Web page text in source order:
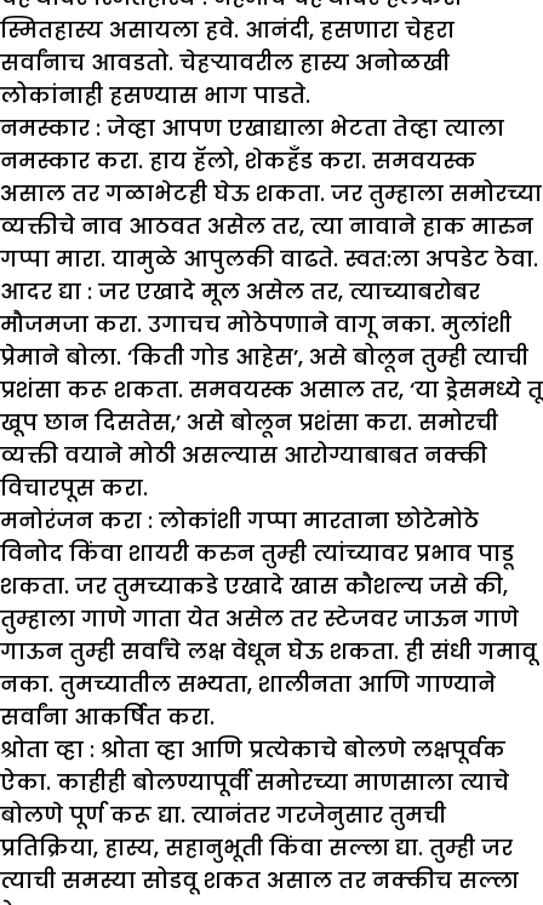
स्मितहास्य असायला हवे. आनंदी, हसणारा चेहरा
सर्वांनाच आवडतो. चेहऱ्यावरील हास्य अनोळखी
लोकांनाही हसण्यास भाग पाडते.
नमस्कार : जेव्हा आपण एखाद्याला भेटता तेव्हा त्याला
नमस्कार करा. हाय हॅलो, शेकहँड करा. समवयस्क
असाल तर गळाभेटही घेऊ शकता. जर तुम्हाला समोरच्या
व्यक्तीचे नाव आठवत असेल तर, त्या नावाने हाक मारुन
गप्पा मारा. यामुळे आपुलकी वाढते. स्वत:ला अपडेट ठेवा.
आदर द्या : जर एखादे मूल असेल तर, त्याच्याबरोबर
मौजमजा करा. उगाचच मोठेपणाने वागू नका. मुलांशी
प्रेमाने बोला. ‘किती गोड आहेस’, असे बोलून तुम्ही त्याची
प्रशंसा करू शकता. समवयस्क असाल तर, ‘या ड्रेसमध्ये तू
खूप छान दिसतेस,’ असे बोलून प्रशंसा करा. समोरची
व्यक्ती वयाने मोठी असल्यास आरोग्याबाबत नक्की
विचारपूस करा.
मनोरंजन करा : लोकांशी गप्पा मारताना छोटेमोठे
विनोद किंवा शायरी करुन तुम्ही त्यांच्यावर प्रभाव पाडू
शकता. जर तुमच्याकडे एखादे खास कौशल्य जसे की,
तुम्हाला गाणे गाता येत असेल तर स्टेजवर जाऊन गाणे
गाऊन तुम्ही सर्वांचे लक्ष वेधून घेऊ शकता. ही संधी गमावू
नका. तुमच्यातील सभ्यता, शालीनता आणि गाण्याने
सर्वांना आकर्षित करा.
श्रोता व्हा : श्रोता व्हा आणि प्रत्येकाचे बोलणे लक्षपूर्वक
ऐका. काहीही बोलण्यापूर्वी समोरच्या माणसाला त्याचे
बोलणे पूर्ण करू द्या. त्यानंतर गरजेनुसार तुमची
प्रतिक्रिया, हास्य, सहानुभूती किंवा सल्ला द्या. तुम्ही जर
त्याची समस्या सोडवू शकत असाल तर नक्कीच सल्ला